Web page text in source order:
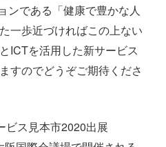
ンである「健康で豊かな人
一歩近づければこの上ない
ICTを活用した新サービス
すのでどうぞご期待くださ
ビス見本市2020出展